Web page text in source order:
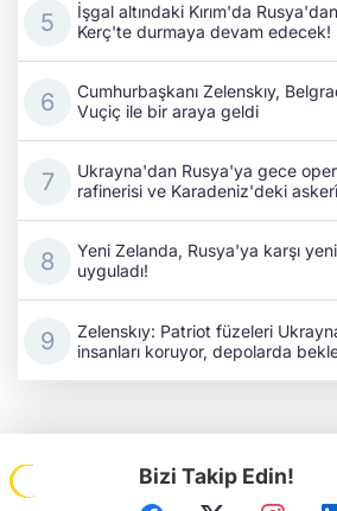
İşgal altındaki Kırım'da
Kerç'te durmaya devam edecek!
Cumhurbaşkanı Zelenskıy,
Vuçiç ile bir araya geldi
Ukrayna'dan Rusya'ya gece
rafinerisi ve Karadeniz'deki
Yeni Zelanda, Rusya'ya karşı yeni
uyguladı!
Zelenskıy: Patriot füzeleri
insanları koruyor, depolarda
Bizi Takip Edin!